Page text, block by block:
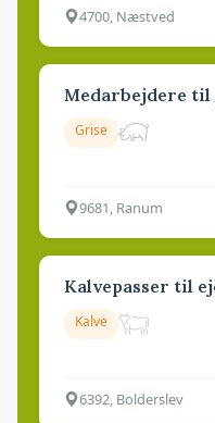
4700, Næstved
Medarbejdere
Grise
9681, Ranum
Kalvepasser til
Kalve
6392, Bolderslev